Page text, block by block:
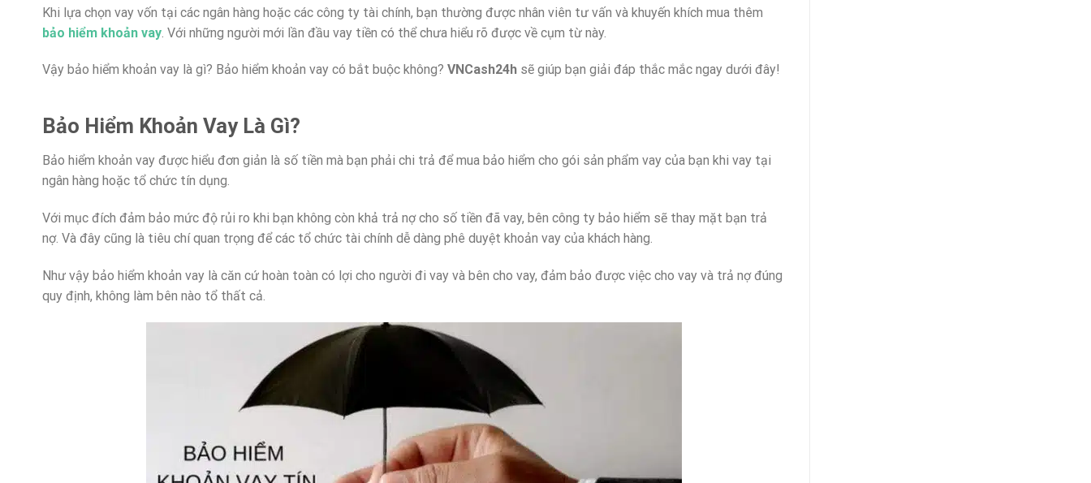
Khi lựa chọn vay vốn tại các ngân hàng hoặc các công ty tài chính, bạn thường được nhân viên tư vấn và khuyến khích mua thêm
bảo hiểm khoản vay . Với những người mới lần đầu vay tiền có thể chưa hiểu rõ được về cụm từ này.
Vậy bảo hiểm khoản vay là gì? Bảo hiểm khoản vay có bắt buộc không? VNCash24h sẽ giúp bạn giải đáp thắc mắc ngay dưới đây!
Bảo Hiểm Khoản Vay Là Gì?
Bảo hiểm khoản vay được hiểu đơn giản là số tiền mà bạn phải chi trả để mua bảo hiểm cho gói sản phẩm vay của bạn khi vay tại
ngân hàng hoặc tổ chức tín dụng.
Với mục đích đảm bảo mức độ rủi ro khi bạn không còn khả trả nợ cho số tiền đã vay, bên công ty bảo hiểm sẽ thay mặt bạn trả
nợ. Và đây cũng là tiêu chí quan trọng để các tổ chức tài chính dễ dàng phê duyệt khoản vay của khách hàng.
Như vậy bảo hiểm khoản vay là căn cứ hoàn toàn có lợi cho người đi vay và bên cho vay, đảm bảo được việc cho vay và trả nợ đúng
quy định, không làm bên nào tổ thất cả.